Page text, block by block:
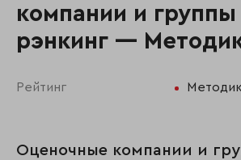
компании и группы
рэнкинг —
Рейтинг
Оценочные компании и